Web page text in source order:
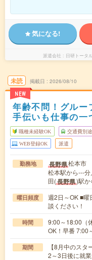
気になる!
派遣会社 日研トータ
未読
NEW
掲載日 2026/08/10
年齢不問！グルー
手伝いも仕事の一
職種未経験OK 交通費別
WEB登録OK 派遣
勤務地 長野県松本市
松本駅から---
田(長野県)駅
曜日頻度
週2日～OK ■曜
談ください！
時間
9:00～18:00（
OK！早番 7:00
期間
【8月中のス
2～3日後に就